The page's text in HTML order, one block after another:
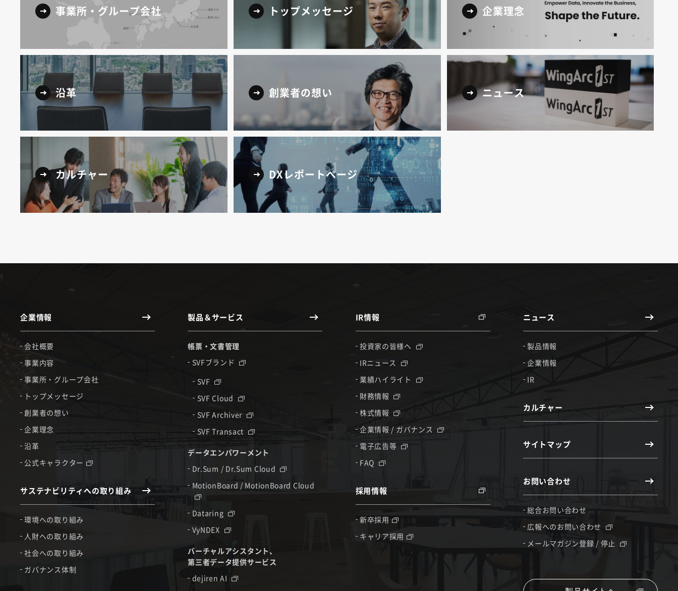
事業所・グループ会社 トップメッセージ 企業理念
沿革 創業者の想い ニュース
カルチャー DXレポートページ
企業情報
会社概要
事業内容
事業所・グループ会社
トップメッセージ
創業者の想い
企業理念
沿革
公式キャラクター
サステナビリティへの取り組み
環境への取り組み
人財への取り組み
社会への取り組み
ガバナンス体制
製品＆サービス
帳票・文書管理
SVFブランド
SVF
SVF Cloud
SVF Archiver
SVF Transact
データエンパワーメント
Dr.Sum / Dr.Sum Cloud
MotionBoard / MotionBoard Cloud
Dataring
VyNDEX
バーチャルアシスタント、
第三者データ提供サービス
dejiren AI
IR情報
投資家の皆様へ
IRニュース
業績ハイライト
財務情報
株式情報
企業情報 / ガバナンス
電子広告等
FAQ
採用情報
新卒採用
キャリア採用
ニュース
製品情報
企業情報
IR
カルチャー
サイトマップ
お問い合わせ
総合お問い合わせ
広報へのお問い合わせ
メールマガジン登録 / 停止